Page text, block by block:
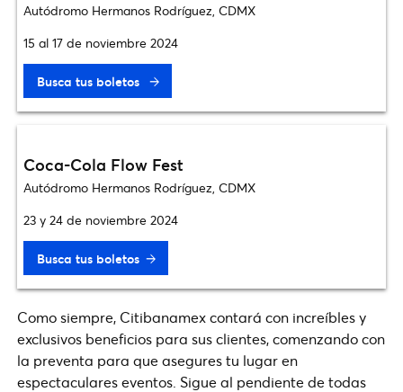
Autódromo Hermanos Rodríguez, CDMX
15 al 17 de noviembre 2024
Busca tus boletos
Coca-Cola Flow Fest
Autódromo Hermanos Rodríguez, CDMX
23 y 24 de noviembre 2024
Busca tus boletos
Como siempre, Citibanamex contará con increíbles y
exclusivos beneficios para sus clientes, comenzando con
la preventa para que asegures tu lugar en
espectaculares eventos. Sigue al pendiente de todas